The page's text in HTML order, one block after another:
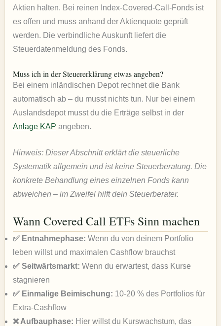
Aktien halten. Bei reinen Index-Covered-Call-Fonds ist
es offen und muss anhand der Aktienquote geprüft
werden. Die verbindliche Auskunft liefert die
Steuerdatenmeldung des Fonds.
Muss ich in der Steuererklärung etwas angeben?
Bei einem inländischen Depot rechnet die Bank
automatisch ab – du musst nichts tun. Nur bei einem
Auslandsdepot musst du die Erträge selbst in der
Anlage KAP angeben.
Hinweis: Dieser Abschnitt erklärt die steuerliche
Systematik allgemein und ist keine Steuerberatung. Die
konkrete Behandlung eines einzelnen Fonds kann
abweichen – im Zweifel hilft dein Steuerberater.
Wann Covered Call ETFs Sinn machen
✅ Entnahmephase: Wenn du von deinem Portfolio
leben willst und maximalen Cashflow brauchst
✅ Seitwärtsmarkt: Wenn du erwartest, dass Kurse
stagnieren
✅ Einmalige Beimischung: 10-20 % des Portfolios für
Extra-Cashflow
❌ Aufbauphase: Hier willst du Kurswachstum, das